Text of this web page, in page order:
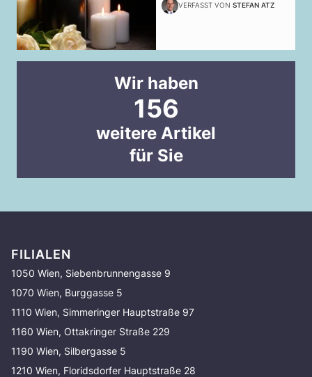
VERFASST VON STEFAN ATZ
Wir haben
156
weitere Artikel
für Sie
FILIALEN
1050 Wien, Siebenbrunnengasse 9
1070 Wien, Burggasse 5
1110 Wien, Simmeringer Hauptstraße 97
1160 Wien, Ottakringer Straße 229
1190 Wien, Silbergasse 5
1210 Wien, Floridsdorfer Hauptstraße 28